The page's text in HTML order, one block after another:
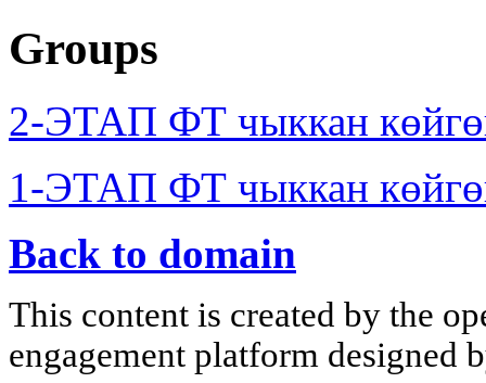
Groups
2-ЭТАП ФТ чыккан
1-ЭТАП ФТ чыккан
Back to domain
This content is created by the
engagement platform designed